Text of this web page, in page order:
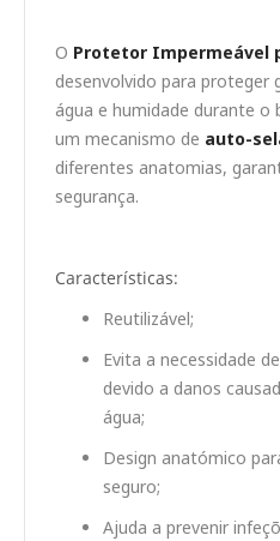
O Protetor Impermeável
desenvolvido para proteger
água e humidade durante o
um mecanismo de auto-
diferentes anatomias,
segurança.
Características:
Reutilizável;
Evita a necessidade
devido a danos
água;
Design anatómico
seguro;
Ajuda a prevenir